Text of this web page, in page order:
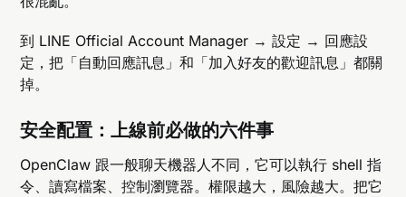
到 LINE Official Account Manager → 設定 → 回應設
定，把「自動回應訊息」和「加入好友的歡迎訊息」都關
掉。
安全配置：上線前必做的六件事
OpenClaw 跟一般聊天機器人不同，它可以執行 shell 指
令、讀寫檔案、控制瀏覽器。權限越大，風險越大。把它